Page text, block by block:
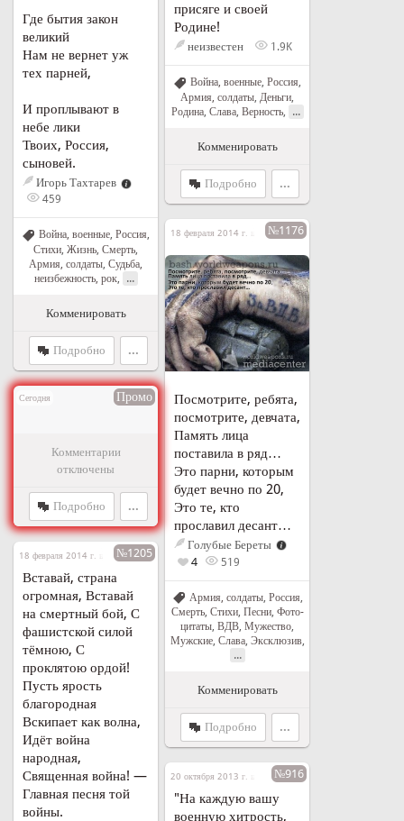
Где бытия закон
великий
Нам не вернет уж
тех парней,
И проплывают в
небе лики
Твоих, Россия,
сыновей.
Игорь Тахтарев
459
Война, военные, Россия,
Стихи Жизнь Смерть
Армия, солдаты Судьба,
неизбежность, рок, ...
Комменировать
Подробно ...
присяге и своей
Родине!
неизвестен 1.9K
Война, военные, Россия,
Армия, солдаты Деньги
Родина, Слава, Верность, ...
Комменировать
Подробно ...
18 февраля 2014 г. в 12:34№1176
Посмотрите, ребята,
посмотрите, девчата,
Память лица
поставила в ряд…
Это парни, которым
будет вечно по 20,
Это те, кто
прославил десант…
Голубые Береты
4
519
Армия, солдаты, Россия
Смерть, Стихи, Песни, Фото-
цитаты, ВДВ, Мужество,
Мужские, Слава, Эксклюзив,
...
Комменировать
Подробно ...
Сегодня Промо
Комментарии
отключены
Подробно ...
18 февраля 2014 г. в 22:13№1205
Вставай, страна
огромная, Вставай
на смертный бой, С
фашистской силой
тёмною, С
проклятою ордой!
Пусть ярость
благородная
Вскипает как волна,
Идёт война
народная,
Священная война! —
Главная песня той
войны.
20 октября 2013 г. в 15:34№916
"На каждую вашу
военную хитрость,